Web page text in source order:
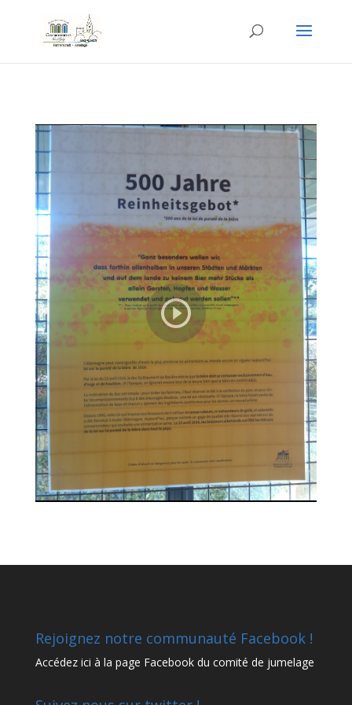
Rejoignez notre communauté Facebook !
Accédez ici à la page Facebookdu comité de jumelage